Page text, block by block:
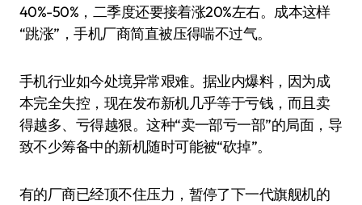
40%-50%，二季度还要接着涨20%左右。成本这样
“跳涨”，手机厂商简直被压得喘不过气。
手机行业如今处境异常艰难。据业内爆料，因为成
本完全失控，现在发布新机几乎等于亏钱，而且卖
得越多、亏得越狠。这种“卖一部亏一部”的局面，导
致不少筹备中的新机随时可能被“砍掉”。
有的厂商已经顶不住压力，暂停了下一代旗舰机的